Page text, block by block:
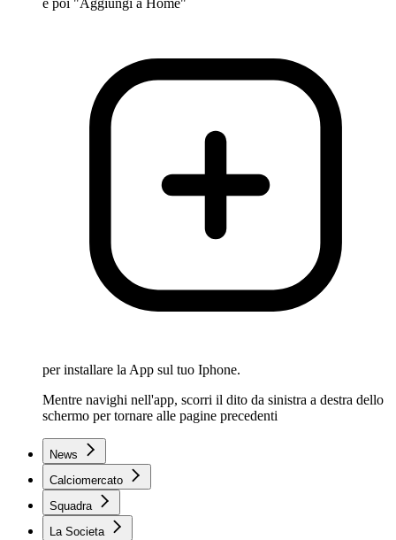
e poi "Aggiungi a Home"
per installare la App sul tuo Iphone.
Mentre navighi nell'app, scorri il dito da sinistra a destra dello
schermo per tornare alle pagine precedenti
News
Calciomercato
Squadra
La Societa